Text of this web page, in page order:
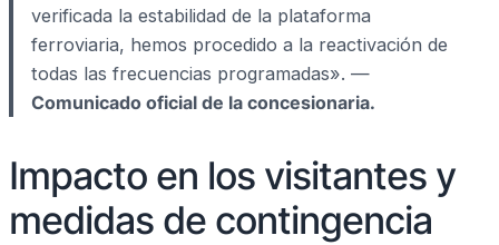
verificada la estabilidad de la plataforma
ferroviaria, hemos procedido a la reactivación de
todas las frecuencias programadas». —
Comunicado oficial de la concesionaria.
Impacto en los visitantes y
medidas de contingencia